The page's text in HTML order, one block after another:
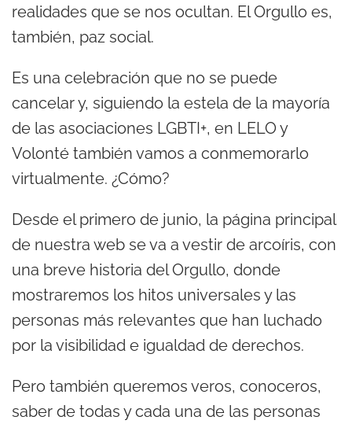
realidades que se nos ocultan. El Orgullo es,
también, paz social.
Es una celebración que no se puede
cancelar y, siguiendo la estela de la mayoría
de las asociaciones LGBTI+, en LELO y
Volonté también vamos a conmemorarlo
virtualmente. ¿Cómo?
Desde el primero de junio, la página principal
de nuestra web se va a vestir de arcoíris, con
una breve historia del Orgullo, donde
mostraremos los hitos universales y las
personas más relevantes que han luchado
por la visibilidad e igualdad de derechos.
Pero también queremos veros, conoceros,
saber de todas y cada una de las personas